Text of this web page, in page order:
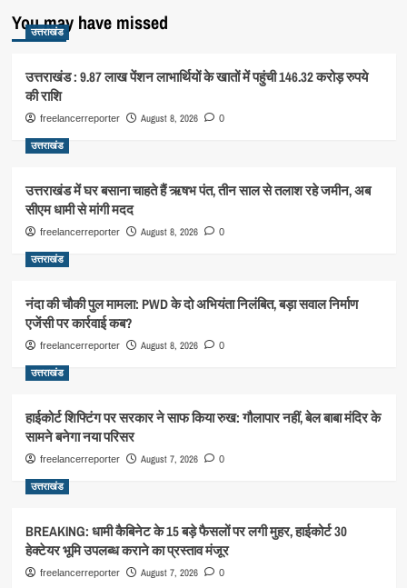
You may have missed
उत्तराखंड
उत्तराखंड : 9.87 लाख पेंशन लाभार्थियों के खातों में पहुंची 146.32 करोड़ रुपये
की राशि
freelancerreporter August 8, 2026 0
उत्तराखंड
उत्तराखंड में घर बसाना चाहते हैं ऋषभ पंत, तीन साल से तलाश रहे जमीन, अब
सीएम धामी से मांगी मदद
freelancerreporter August 8, 2026 0
उत्तराखंड
नंदा की चौकी पुल मामला: PWD के दो अभियंता निलंबित, बड़ा सवाल निर्माण
एजेंसी पर कार्रवाई कब?
freelancerreporter August 8, 2026 0
उत्तराखंड
हाईकोर्ट शिफ्टिंग पर सरकार ने साफ किया रुख: गौलापार नहीं, बेल बाबा मंदिर के
सामने बनेगा नया परिसर
freelancerreporter August 7, 2026 0
उत्तराखंड
BREAKING: धामी कैबिनेट के 15 बड़े फैसलों पर लगी मुहर, हाईकोर्ट 30
हेक्टेयर भूमि उपलब्ध कराने का प्रस्ताव मंजूर
freelancerreporter August 7, 2026 0